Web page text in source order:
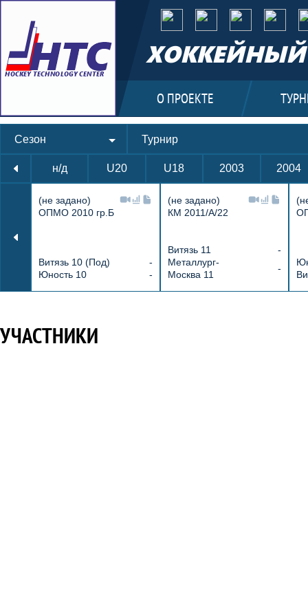
ХОККЕЙНЫЙ
О ПРОЕКТЕ
Сезон Турнир
н/д U20 U18 2003 2004
(не задано)
ОПМО 2010 гр.Б
Витязь 10 (Под)
-
Юность 10
-
(не задано)
КМ 2011/А/22
Витязь 11
-
Металлург-
Москва 11
-
УЧАСТНИКИ